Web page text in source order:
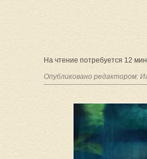
На чтение потребуется 12
Опубликовано редактором: